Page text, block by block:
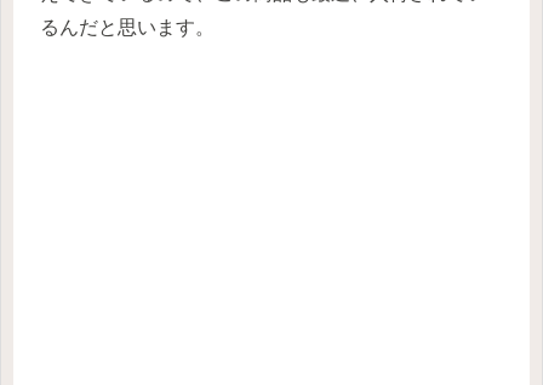
るんだと思います。